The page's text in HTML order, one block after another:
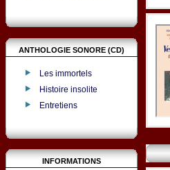
ANTHOLOGIE SONORE (CD)
Les immortels
Histoire insolite
Entretiens
INFORMATIONS